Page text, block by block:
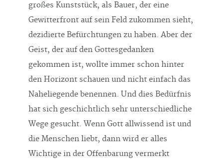
großes Kunststück, als Bauer, der eine
Gewitterfront auf sein Feld zukommen sieht,
dezidierte Befürchtungen zu haben. Aber der
Geist, der auf den Gottesgedanken
gekommen ist, wollte immer schon hinter
den Horizont schauen und nicht einfach das
Naheliegende benennen. Und dies Bedürfnis
hat sich geschichtlich sehr unterschiedliche
Wege gesucht. Wenn Gott allwissend ist und
die Menschen liebt, dann wird er alles
Wichtige in der Offenbarung vermerkt